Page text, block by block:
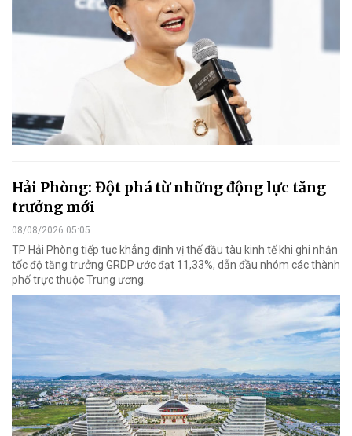
Hải Phòng: Đột phá từ những động lực tăng
trưởng mới
08/08/2026 05:05
TP Hải Phòng tiếp tục khẳng định vị thế đầu tàu kinh tế khi ghi nhận
tốc độ tăng trưởng GRDP ước đạt 11,33%, dẫn đầu nhóm các thành
phố trực thuộc Trung ương.